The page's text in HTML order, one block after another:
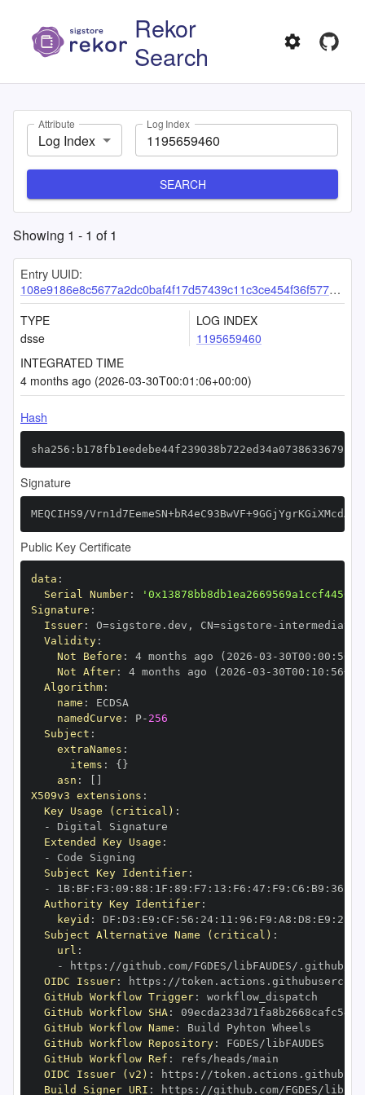
Rekor
Search
Attribute
Log Index
Log Index
SEARCH
Showing 1 - 1 of1
Entry UUID:
108e9186e8c5677a2dc0baf4f17d57439c11c3ce454f36f577d19578118a980b7d7f9c1a0faf0383
TYPE
dsse
LOG INDEX
1195659460
INTEGRATED TIME
4 months ago (2026-03-30T00:01:06+00:00)
Hash
Signature
MEQCIHS9/
Public Key Certificate
data :
Serial Number:
Signature :
Issuer: O=sigstore.dev , CN=sigstore -
Validity:
Not Before : 4 months ago (2026 -03 - 30T00 : 00 :
Not After: 4 months ago (2026 -03 - 30T00 : 10 : 56+00
Algorithm:
name :
namedCurve : P- 256
Subject :
extraNames :
items : { }
asn :
X509v3 extensions :
Key Usage (critical) :
-
Extended Key Usage :
-
Subject Key Identifier:
-
1B: BF : F3 : 09 : 88 : 1F : 89 : F7 : 13 : F6 : 47 : F9 : C6 : B9 : 36
Authority Key Identifier:
keyid : DF : D3 : E9 : CF : 56 : 24: 11 : 96 : F9 : A8 : D8 : E9 : 28
Subject Alternative Name (critical) :
url :
-
https :
OIDC Issuer: https :
GitHub Workflow Trigger:
GitHub Workflow SHA:
GitHub Workflow Name :
GitHub Workflow Repository:
GitHub Workflow Ref :
OIDC Issuer (v2) : https :
Build Signer URI : https :